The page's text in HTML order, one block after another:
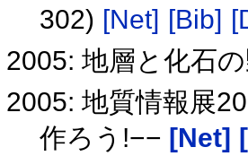
302) [Net] [Bib]
2005: 地層と化石
2005: 地質情報展
作ろう!−− [Net]